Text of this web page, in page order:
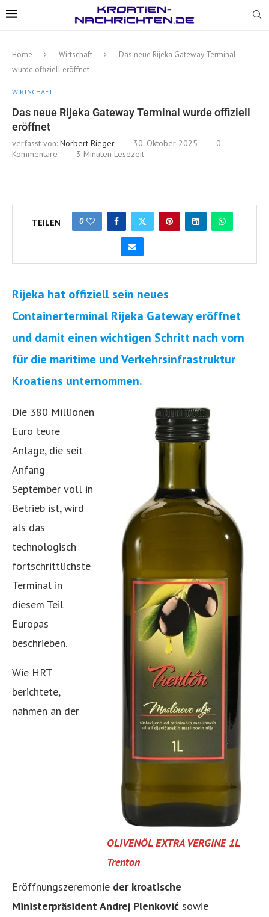
Home Wirtschaft
Das neue Rijeka Gateway Terminal
wurde offiziell eröffnet
WIRTSCHAFT
Das neue Rijeka Gateway Terminal wurde offiziell
eröffnet
verfasst von: Norbert Rieger 30. Oktober 2025
0
Kommentare
3 Minuten Lesezeit
TEILEN 0
Rijeka hat offiziell sein neues
Containerterminal Rijeka Gateway eröffnet
und damit einen wichtigen Schritt nach vorn
für die maritime und Verkehrsinfrastruktur
Kroatiens unternommen.
OLIVENÖL EXTRA VERGINE 1L
Trenton
Die 380 Millionen
Euro teure
Anlage, die seit
Anfang
September voll in
Betrieb ist, wird
als das
technologisch
fortschrittlichste
Terminal in
diesem Teil
Europas
beschrieben.
Wie HRT
berichtete,
nahmen an der
Eröffnungszeremonie der kroatische
Ministerpräsident Andrej Plenković sowie